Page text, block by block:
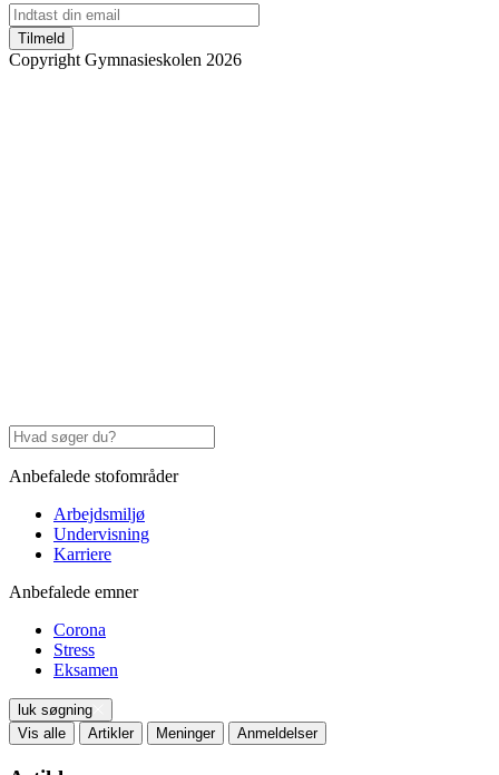
Tilmeld
Copyright Gymnasieskolen 2026
Anbefalede stofområder
Arbejdsmiljø
Undervisning
Karriere
Anbefalede emner
Corona
Stress
Eksamen
luk søgning
Vis alle
Artikler Meninger Anmeldelser